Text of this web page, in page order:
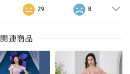
29 8
関連商品